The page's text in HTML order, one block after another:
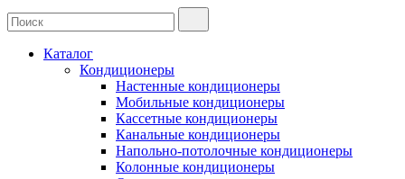
Каталог
Кондиционеры
Настенные кондиционеры
Мобильные кондиционеры
Кассетные кондиционеры
Канальные кондиционеры
Напольно-потолочные кондиционеры
Колонные кондиционеры